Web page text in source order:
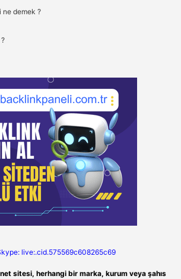
ne demek ?
live:.cid.575569c608265c69
sitesi, herhangi bir marka, kurum veya şahıs